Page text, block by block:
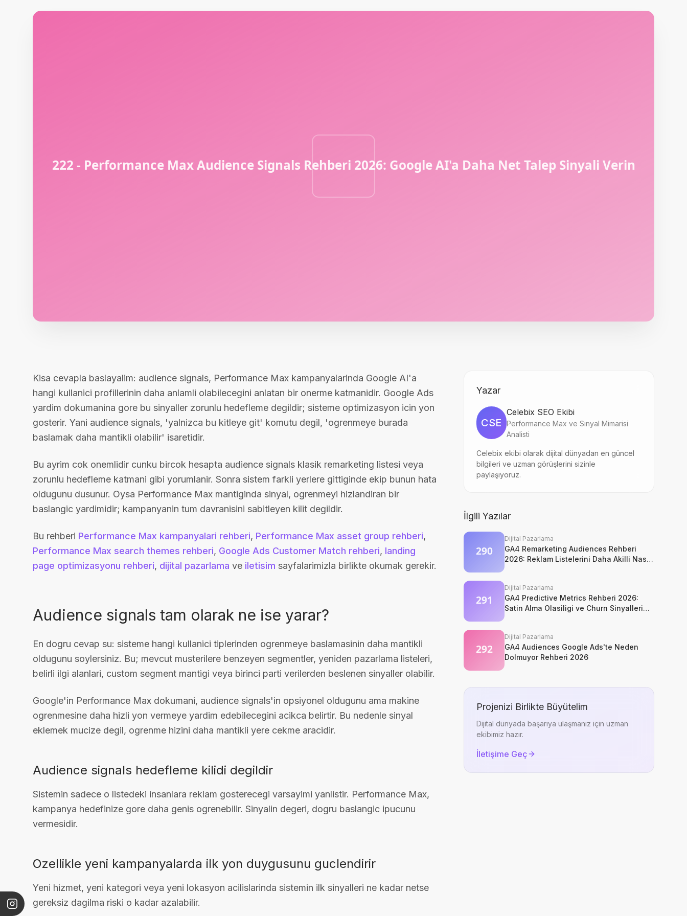
Kisa cevapla baslayalim: audience signals, Performance Max kampanyalarinda Google AI'a
hangi kullanici profillerinin daha anlamli olabilecegini anlatan bir onerme katmanidir. Google Ads
yardim dokumanina gore bu sinyaller zorunlu hedefleme degildir; sisteme optimizasyon icin yon
gosterir. Yani audience signals, 'yalnizca bu kitleye git' komutu degil, 'ogrenmeye burada
baslamak daha mantikli olabilir' isaretidir.
Bu ayrim cok onemlidir cunku bircok hesapta audience signals klasik remarketing listesi veya
zorunlu hedefleme katmani gibi yorumlanir. Sonra sistem farkli yerlere gittiginde ekip bunun hata
oldugunu dusunur. Oysa Performance Max mantiginda sinyal, ogrenmeyi hizlandiran bir
baslangic yardimidir; kampanyanin tum davranisini sabitleyen kilit degildir.
Bu rehberi Performance Max kampanyalari rehberi, Performance Max asset group rehberi,
Performance Max search themes rehberi, Google Ads Customer Match rehberi, landing
page optimizasyonu rehberi, dijital pazarlama ve iletisim sayfalarimizla birlikte okumak gerekir.
Audience signals tam olarak ne ise yarar?
En dogru cevap su: sisteme hangi kullanici tiplerinden ogrenmeye baslamasinin daha mantikli
oldugunu soylersiniz. Bu; mevcut musterilere benzeyen segmentler, yeniden pazarlama listeleri,
belirli ilgi alanlari, custom segment mantigi veya birinci parti verilerden beslenen sinyaller olabilir.
Google'in Performance Max dokumani, audience signals'in opsiyonel oldugunu ama makine
ogrenmesine daha hizli yon vermeye yardim edebilecegini acikca belirtir. Bu nedenle sinyal
eklemek mucize degil, ogrenme hizini daha mantikli yere cekme aracidir.
Audience signals hedefleme kilidi degildir
Sistemin sadece o listedeki insanlara reklam gosterecegi varsayimi yanlistir. Performance Max,
kampanya hedefinize gore daha genis ogrenebilir. Sinyalin degeri, dogru baslangic ipucunu
vermesidir.
Ozellikle yeni kampanyalarda ilk yon duygusunu guclendirir
Yeni hizmet, yeni kategori veya yeni lokasyon acilislarinda sistemin ilk sinyalleri ne kadar netse
gereksiz dagilma riski o kadar azalabilir.
Yazar
CSE
Celebix SEO Ekibi
Performance Max ve Sinyal Mimarisi
Analisti
Celebix ekibi olarak dijital dünyadan en güncel
bilgileri ve uzman görüşlerini sizinle
paylaşıyoruz.
İlgili Yazılar
Dijital Pazarlama
GA4 Remarketing Audiences Rehberi
2026: Reklam Listelerini Daha Akilli Nasil
Kurarsiniz?
Dijital Pazarlama
GA4 Predictive Metrics Rehberi 2026:
Satin Alma Olasiligi ve Churn Sinyalleri
Nasil Okunur?
Dijital Pazarlama
GA4 Audiences Google Ads'te Neden
Dolmuyor Rehberi 2026
Projenizi Birlikte Büyütelim
Dijital dünyada başarıya ulaşmanız için uzman
ekibimiz hazır.
İletişime Geç